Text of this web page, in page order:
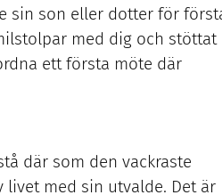
sin son eller dotter för
med dig och stöttat
ett första möte där
där som den vackraste
livet med sin utvalde. Det är